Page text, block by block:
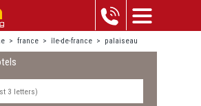
> france > île-de-france > palaiseau